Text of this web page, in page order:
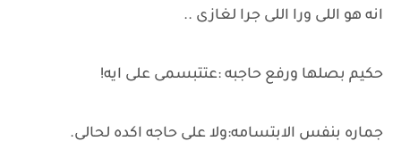
انه هو اللى ورا اللى جرا لغازى ..
حكيم بصلها ورفع حاجبه :عتتبسمى على ايه!
جماره بنفس الابتسامه:ولا على حاجه اكده لحالى.